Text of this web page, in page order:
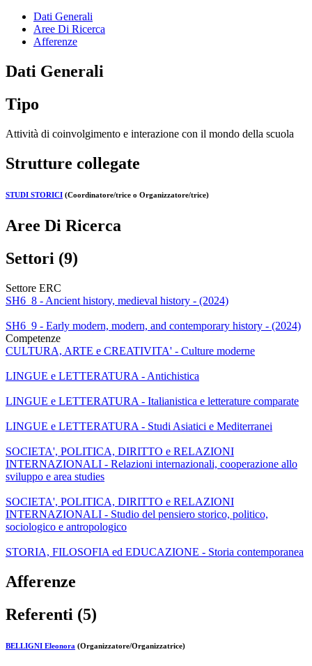
Dati Generali
Aree Di Ricerca
Afferenze
Dati Generali
Tipo
Attività di coinvolgimento e interazione con il mondo della scuola
Strutture collegate
STUDI STORICI (Coordinatore/trice o Organizzatore/trice)
Aree Di Ricerca
Settori (9)
Settore ERC
SH6_8 - Ancient history, medieval history - (2024)
SH6_9 - Early modern, modern, and contemporary history - (2024)
Competenze
CULTURA, ARTE e CREATIVITA' - Culture moderne
LINGUE e LETTERATURA - Antichistica
LINGUE e LETTERATURA - Italianistica e letterature comparate
LINGUE e LETTERATURA - Studi Asiatici e Mediterranei
SOCIETA', POLITICA, DIRITTO e RELAZIONI
INTERNAZIONALI - Relazioni internazionali, cooperazione allo
sviluppo e area studies
SOCIETA', POLITICA, DIRITTO e RELAZIONI
INTERNAZIONALI - Studio del pensiero storico, politico,
sociologico e antropologico
STORIA, FILOSOFIA ed EDUCAZIONE - Storia contemporanea
Afferenze
Referenti (5)
BELLIGNI Eleonora (Organizzatore/Organizzatrice)